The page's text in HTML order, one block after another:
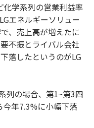
化学系列の営業利益率
エネルギーソリュー
、売上高が増えたに
不振とライバル会社
落したというのがLG
列の場合、第1~第3四
年7.3%に小幅下落